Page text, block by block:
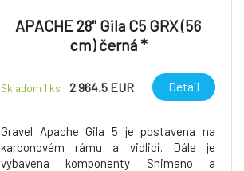
APACHE 28" Gila C5 GRX (56
cm) černá *
Skladom 1 ks 2 964.5 EUR Detail
Gravel Apache Gila 5 je postavena na
karbonovém rámu a vidlici. Dále je
vybavena komponenty Shimano a